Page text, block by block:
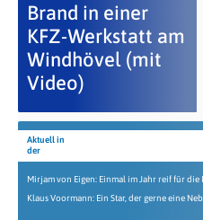
Brand in einer
KFZ-Werkstatt am
Windhövel (mit
Video)
Aktuell in
der
Mirjam von Eigen: Einmal im Jahr reif für die
Klaus Voormann: Ein Star, der gerne eine